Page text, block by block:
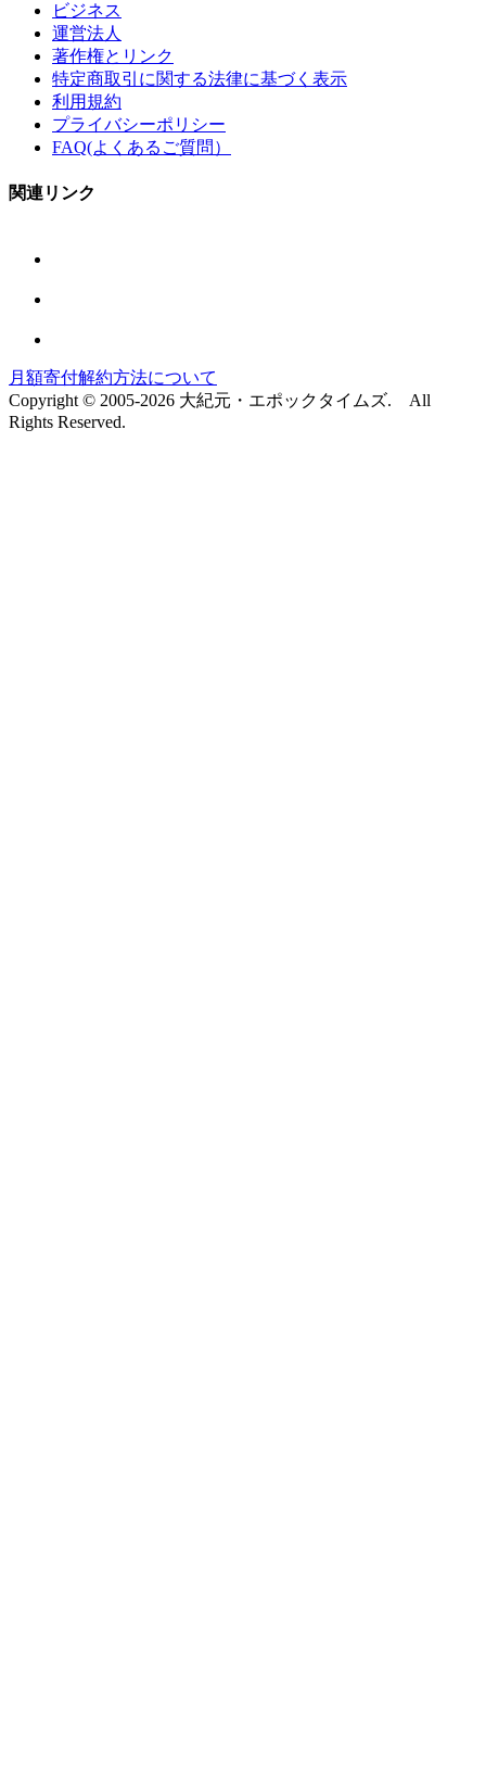
ビジネス
運営法人
著作権とリンク
特定商取引に関する法律に基づく表示
利用規約
プライバシーポリシー
FAQ(よくあるご質問）
関連リンク
月額寄付解約方法について
Copyright © 2005-2026 大紀元・エポックタイムズ. All
Rights Reserved.